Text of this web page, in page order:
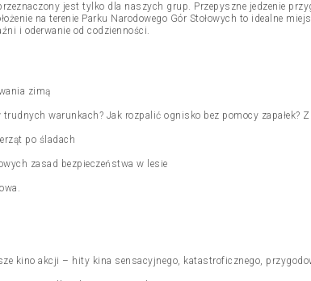
jest tylko dla naszych grup. Przepyszne jedzenie
na terenie Parku Narodowego Gór Stołowych to idealne
i oderwanie od codzienności.
zimą
warunkach? Jak rozpalić ognisko bez pomocy zapałek?
po śladach
zasad bezpieczeństwa w lesie
kino akcji – hity kina sensacyjnego, katastroficznego,